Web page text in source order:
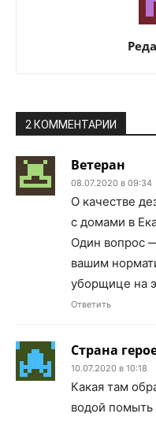
2 КОММЕНТАРИИ
Ветеран
08.07.2020 в 09:34
О качестве
с домами в
Один вопрос
вашим
уборщице на
Ответить
Страна
10.07.2020 в 10:18
Какая там
водой помыть